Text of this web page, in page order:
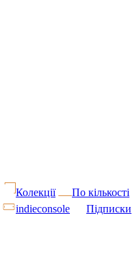
Колекції
По кількості
indieconsole Підписки